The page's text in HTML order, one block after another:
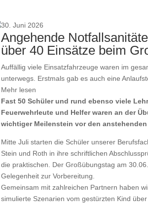
30. Juni 2026
Angehende
über 40 Einsätze beim
Auffällig viele Einsatzfahrzeuge waren im
unterwegs. Erstmals gab es auch eine
Mehr lesen
Fast 50 Schüler und rund ebenso viele
Feuerwehrleute und Helfer waren an der
wichtiger Meilenstein vor den
Mitte Juli starten die Schüler unserer
Stein und Roth in ihre schriftlichen
die praktischen. Der Großübungstag am
Gelegenheit zur Vorbereitung.
Gemeinsam mit zahlreichen Partnern haben
simulierte Szenarien vom gestürzten Kind